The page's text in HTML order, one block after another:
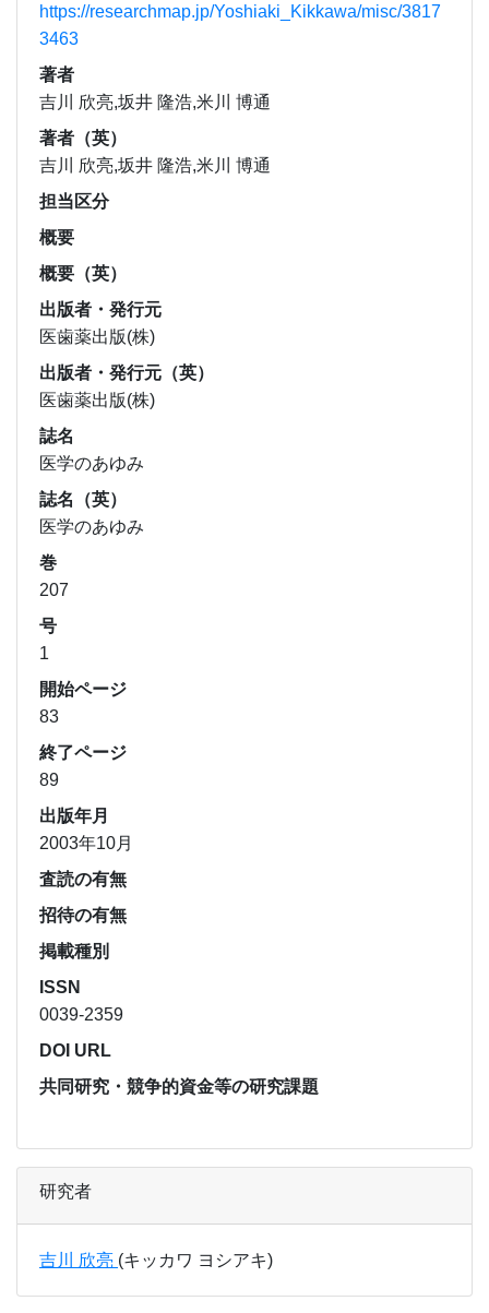
https://researchmap.jp/Yoshiaki_Kikkawa/misc/3817
3463
著者
吉川 欣亮,坂井 隆浩,米川 博通
著者（英）
吉川 欣亮,坂井 隆浩,米川 博通
担当区分
概要
概要（英）
出版者・発行元
医歯薬出版(株)
出版者・発行元（英）
医歯薬出版(株)
誌名
医学のあゆみ
誌名（英）
医学のあゆみ
巻
207
号
1
開始ページ
83
終了ページ
89
出版年月
2003年10月
査読の有無
招待の有無
掲載種別
ISSN
0039-2359
DOI URL
共同研究・競争的資金等の研究課題
研究者
吉川 欣亮 (キッカワ ヨシアキ)